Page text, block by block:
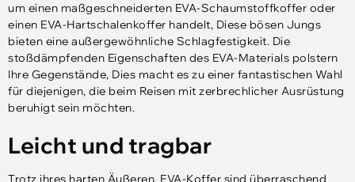
um einen maßgeschneiderten EVA-Schaumstoffkoffer oder
einen EVA-Hartschalenkoffer handelt, Diese bösen Jungs
bieten eine außergewöhnliche Schlagfestigkeit. Die
stoßdämpfenden Eigenschaften des EVA-Materials polstern
Ihre Gegenstände, Dies macht es zu einer fantastischen Wahl
für diejenigen, die beim Reisen mit zerbrechlicher Ausrüstung
beruhigt sein möchten.
Leicht und tragbar
Trotz ihres harten Äußeren, EVA-Koffer sind überraschend